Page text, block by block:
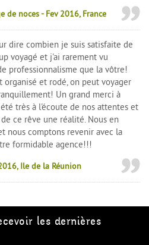
de noces - Fev 2016, France
dire combien je suis satisfaite de
voyagé et j'ai rarement vu
professionnalisme que la vôtre!
organisé et rodé, on peut voyager
Un grand merci à
très à l'écoute de nos attentes et
ce rêve une réalité. Nous en
nous comptons revenir avec la
formidable agence!!!
Ile de la Réunion
les dernières